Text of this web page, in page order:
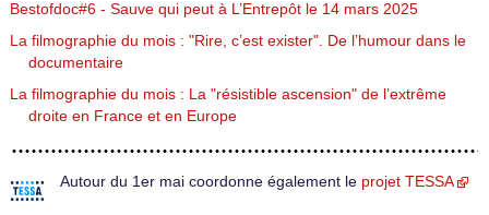
Bestofdoc#6 - Sauve qui peut à L’Entrepôt le 14 mars 2025
La filmographie du mois : "Rire, c’est exister". De l’humour dans le
documentaire
La filmographie du mois : La "résistible ascension" de l’extrême
droite en France et en Europe
Autour du 1er mai coordonne également le projet TESSA